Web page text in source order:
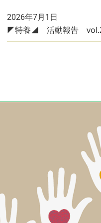
2026年7月1日
◤特養◢ 活動報告